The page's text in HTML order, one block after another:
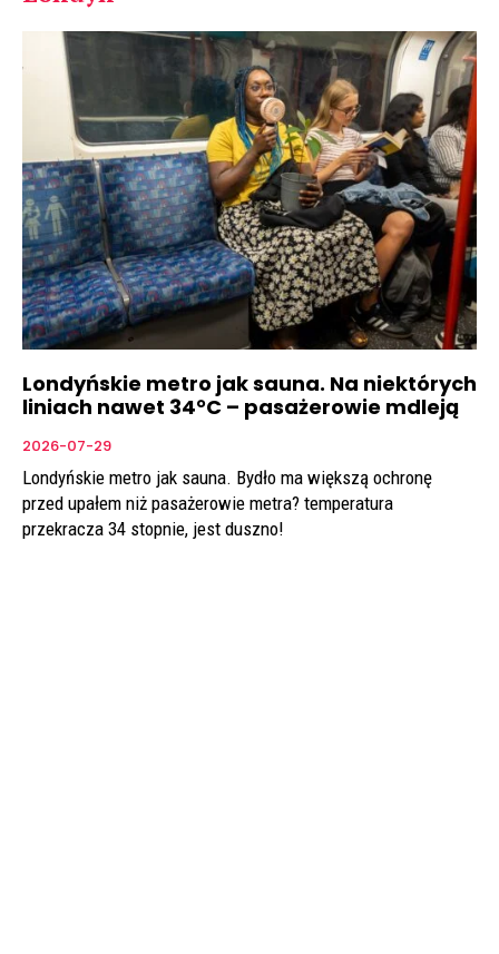
Londyńskie metro jak sauna. Na niektórych
liniach nawet 34°C – pasażerowie mdleją
2026-07-29
Londyńskie metro jak sauna. Bydło ma większą ochronę
przed upałem niż pasażerowie metra? temperatura
przekracza 34 stopnie, jest duszno!